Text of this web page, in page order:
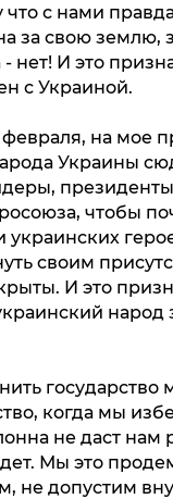
что с нами
за свою землю,
нет! И это
с Украиной.
февраля, на мое
Украины
чтобы
своим
И это
народ
когда мы
не даст нам
Мы это
не допустим